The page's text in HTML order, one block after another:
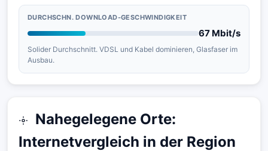
DURCHSCHN. DOWNLOAD-GESCHWINDIGKEIT
67 Mbit/s
Solider Durchschnitt. VDSL und Kabel dominieren, Glasfaser im
Ausbau.
Nahegelegene Orte:
Internetvergleich in der Region